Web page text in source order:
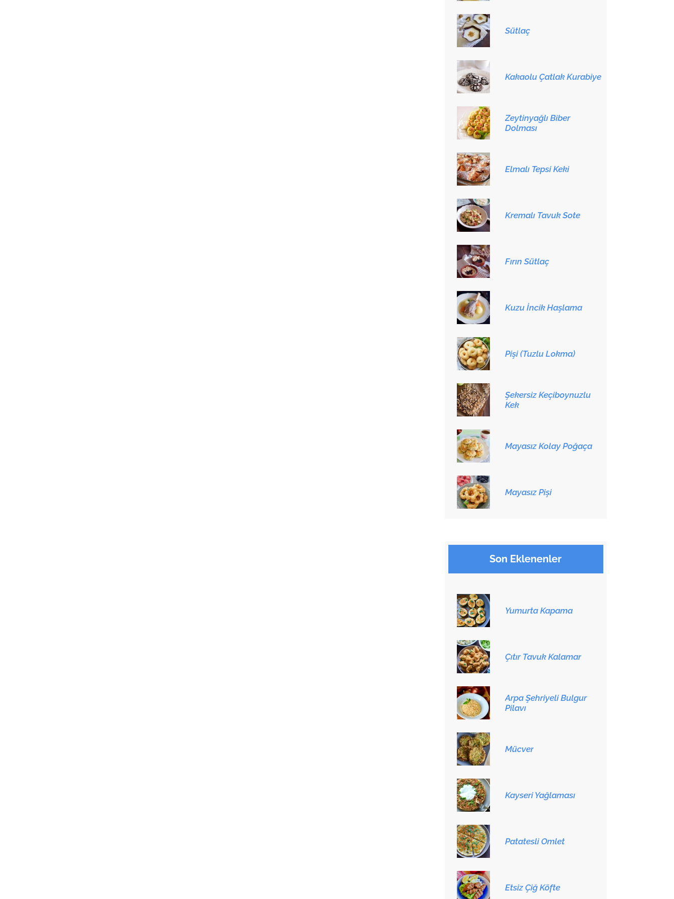
Sütlaç
Kakaolu Çatlak Kurabiye
Zeytinyağlı Biber
Dolması
Elmalı Tepsi Keki
Kremalı Tavuk Sote
Fırın Sütlaç
Kuzu İncik Haşlama
Pişi (Tuzlu Lokma)
Şekersiz Keçiboynuzlu
Kek
Mayasız Kolay Poğaça
Mayasız Pişi
Son Eklenenler
Yumurta Kapama
Çıtır Tavuk Kalamar
Arpa Şehriyeli Bulgur
Pilavı
Mücver
Kayseri Yağlaması
Patatesli Omlet
Etsiz Çiğ Köfte